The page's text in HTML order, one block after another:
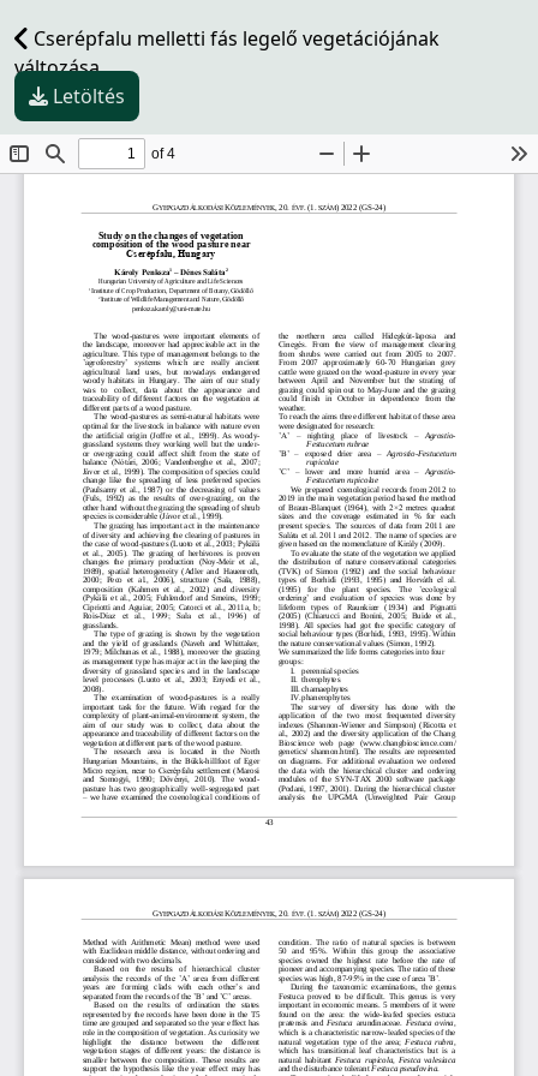
Cserépfalu melletti fás legelő vegetációjának
változása
Letöltés